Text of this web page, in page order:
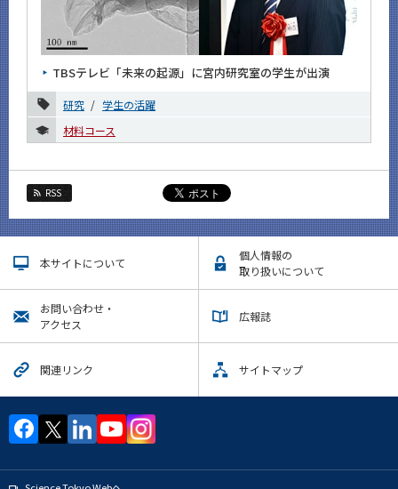
TBSテレビ「未来の起源」に宮内研究室の学生が出演
研究
学生の活躍
材料コース
RSS
本サイトについて
個人情報の
取り扱いについて
お問い合わせ・
アクセス
広報誌
関連リンク サイトマップ
2022年
2021年
2020年
12月
11月
8月
5月
1月
2019年